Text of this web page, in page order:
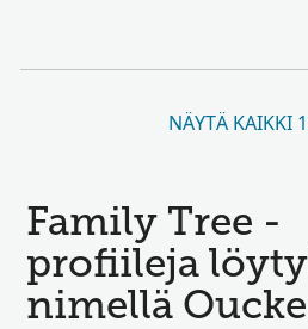
NÄYTÄ KAIKKI
Family Tree -
profiileja
nimellä